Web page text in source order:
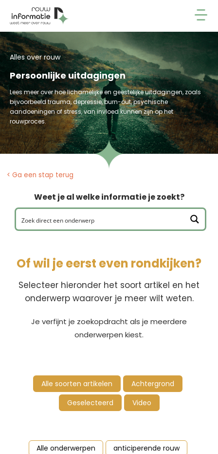
Alles over rouw
Persoonlijke uitdagingen
Lees meer over hoe lichamelijke en geestelijke uitdagingen, zoals
bijvoorbeeld trauma, depressie, burn-out, psychische
aandoeningen of stress, van invloed kunnen zijn op het
rouwproces.
< Ga een stap terug
Weet je al welke informatie je zoekt?
Of wil je eerst even rondkijken?
Selecteer hieronder het soort artikel en het
onderwerp waarover je meer wilt weten.
Je verfijnt je zoekopdracht als je meerdere
onderwerpen kiest.
Alle soorten artikelen
Achtergrond
Geselecteerd
Video
Alle onderwerpen
anticiperende rouw